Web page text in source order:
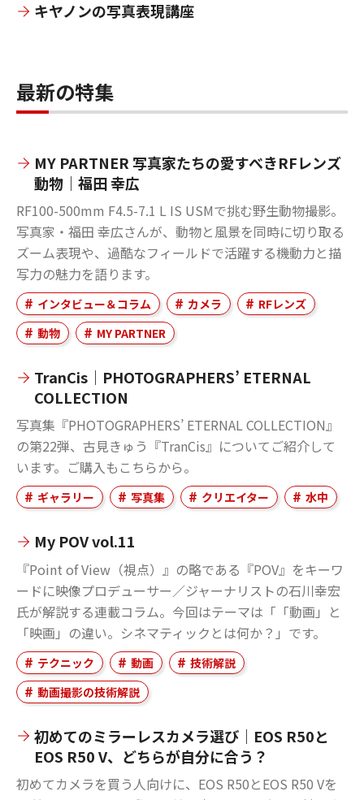
キヤノンの写真表現講座
最新の特集
MY PARTNER 写真家たちの愛すべきRFレンズ
動物｜福田 幸広
RF100-500mm F4.5-7.1 L IS USMで挑む野生動物撮影。
写真家・福田 幸広さんが、動物と風景を同時に切り取る
ズーム表現や、過酷なフィールドで活躍する機動力と描
写力の魅力を語ります。
インタビュー＆コラム カメラ
RFレンズ
動物
MY PARTNER
TranCis｜PHOTOGRAPHERS’ ETERNAL
COLLECTION
写真集『PHOTOGRAPHERS’ ETERNAL COLLECTION』
の第22弾、古見きゅう『TranCis』についてご紹介して
います。ご購入もこちらから。
ギャラリー 写真集 クリエイター 水中
My POV vol.11
『Point of View（視点）』の略である『POV』をキーワ
ードに映像プロデューサー／ジャーナリストの石川幸宏
氏が解説する連載コラム。今回はテーマは「「動画」と
「映画」の違い。シネマティックとは何か？」です。
テクニック 動画
技術解説
動画撮影の技術解説
初めてのミラーレスカメラ選び｜EOS R50と
EOS R50 V、どちらが自分に合う？
初めてカメラを買う人向けに、EOS R50とEOS R50 Vを